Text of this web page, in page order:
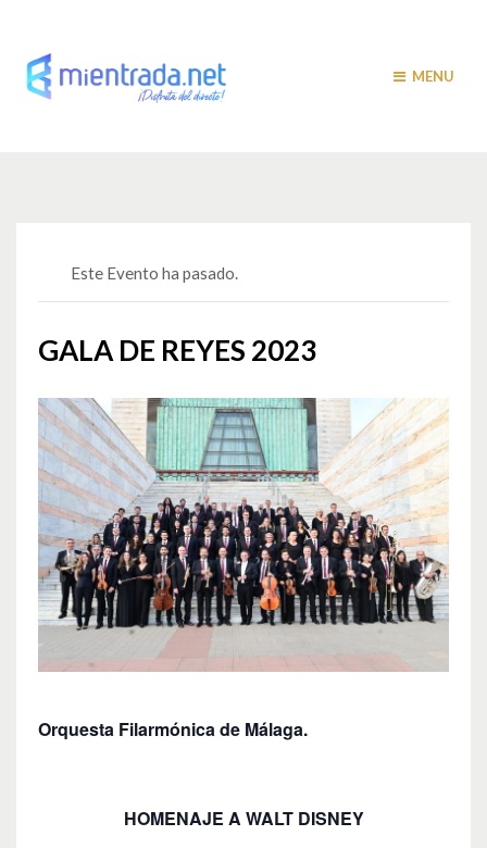
MENU
Este Evento ha pasado.
GALA DE REYES 2023
Orquesta Filarmónica de Málaga.
HOMENAJE A WALT DISNEY